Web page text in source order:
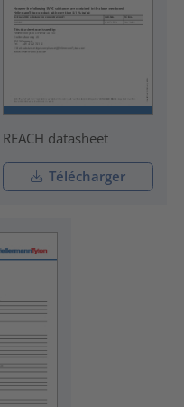
REACH datasheet
Télécharger